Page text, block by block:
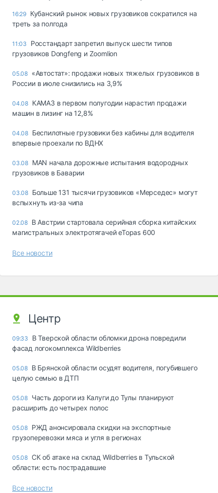
16:29 Кубанский рынок новых грузовиков сократился на
треть за полгода
11:03
Росстандарт запретил выпуск шести типов
грузовиков Dongfeng и Zoomlion
05.08 «Автостат»: продажи новых тяжелых грузовиков в
России в июле снизились на 3,9%
04.08 КАМАЗ в первом полугодии нарастил продажи
машин в лизинг на 12,8%
04.08 Беспилотные грузовики без кабины для водителя
впервые проехали по ВДНХ
03.08 MAN начала дорожные испытания водородных
грузовиков в Баварии
03.08 Больше 131 тысячи грузовиков «Мерседес» могут
вспыхнуть из-за чипа
02.08 В Австрии стартовала серийная сборка китайских
магистральных электротягачей eTopas 600
Все новости
Центр
09:33
В Тверской области обломки дрона повредили
фасад логокомплекса Wildberries
05.08 В Брянской области осудят водителя, погубившего
целую семью в ДТП
05.08 Часть дороги из Калуги до Тулы планируют
расширить до четырех полос
05.08 РЖД анонсировала скидки на экспортные
грузоперевозки мяса и угля в регионах
05.08 СК об атаке на склад Wildberries в Тульской
области: есть пострадавшие
Все новости